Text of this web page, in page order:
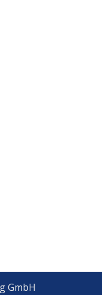
GmbH